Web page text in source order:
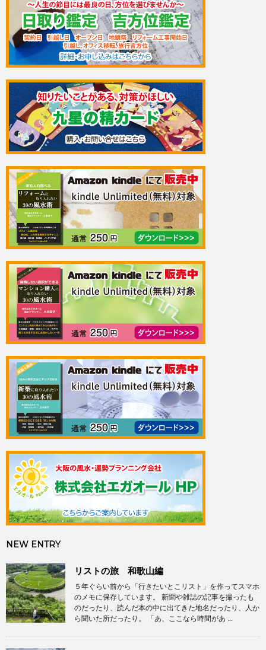
NEW ENTRY
リストの旅 和歌山編
５年ぐらい前から「行きたいとこリスト」を作ってスマホ
のメモに保存しています。 新聞や雑誌の記事を撮ったも
のだったり、読んだ本の中に出てきた地名だったり、人か
ら聞いた所だったり。 「あ、ここなら時間があ ...